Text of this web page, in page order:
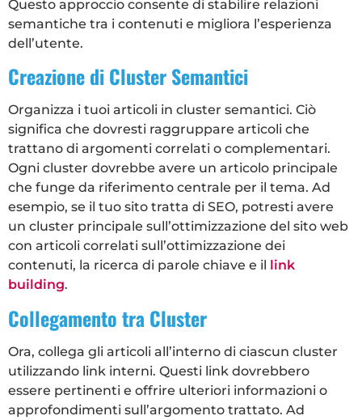
Questo approccio consente di stabilire relazioni
semantiche tra i contenuti e migliora l’esperienza
dell’utente.
Creazione di Cluster Semantici
Organizza i tuoi articoli in cluster semantici. Ciò
significa che dovresti raggruppare articoli che
trattano di argomenti correlati o complementari.
Ogni cluster dovrebbe avere un articolo principale
che funge da riferimento centrale per il tema. Ad
esempio, se il tuo sito tratta di SEO, potresti avere
un cluster principale sull’ottimizzazione del sito web
con articoli correlati sull’ottimizzazione dei
contenuti, la ricerca di parole chiave e il link
building.
Collegamento tra Cluster
Ora, collega gli articoli all’interno di ciascun cluster
utilizzando link interni. Questi link dovrebbero
essere pertinenti e offrire ulteriori informazioni o
approfondimenti sull’argomento trattato. Ad